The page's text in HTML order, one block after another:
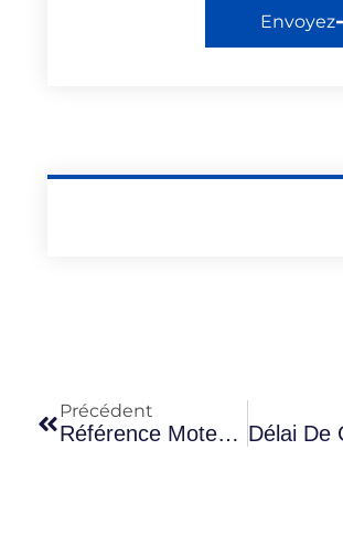
Envoyez
Précédent
Référence Moteur M9T Sur La Plaque D’un Master 3 : La Reconnaître Sans Erreur